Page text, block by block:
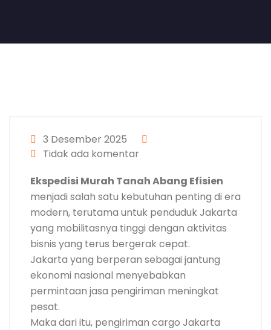
3 Desember 2025
Tidak ada komentar
Ekspedisi Murah Tanah Abang Efisien
menjadi salah satu kebutuhan penting di era
modern, terutama untuk penduduk Jakarta
yang mobilitasnya tinggi dengan aktivitas
bisnis yang terus bergerak cepat.
Jakarta yang berperan sebagai jantung
ekonomi nasional menyebabkan
permintaan jasa pengiriman meningkat
pesat.
Maka dari itu, pengiriman cargo Jakarta